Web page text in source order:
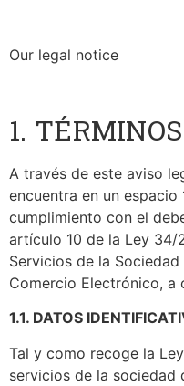
Our legal notice
1.
A través de este aviso
encuentra en un espacio
cumplimiento con el
artículo 10 de la Ley 34/
Servicios de la
Comercio Electrónico, a
1.1. DATOS
Tal y como recoge la
servicios de la sociedad